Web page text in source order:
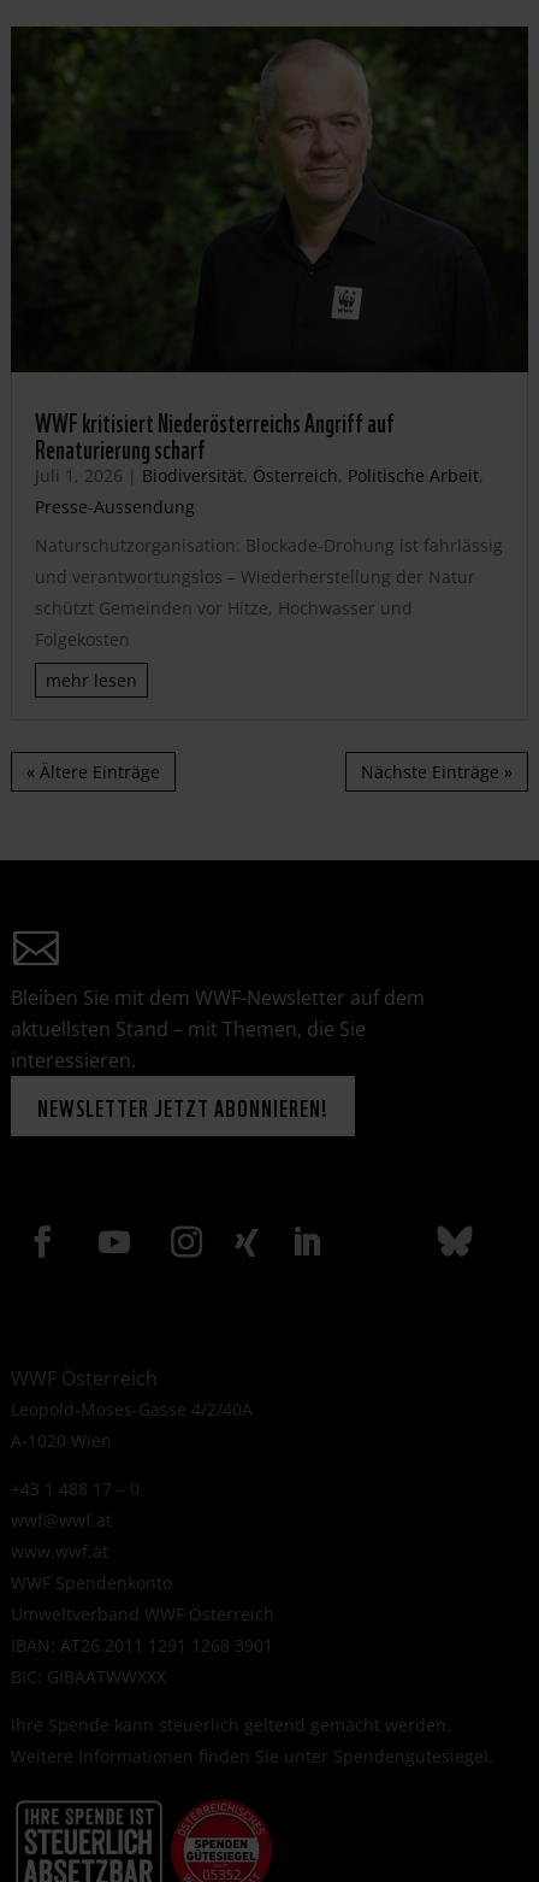
WWF kritisiert Niederösterreichs Angriff auf
Renaturierung scharf
Juli 1, 2026 | Biodiversität, Österreich, Politische Arbeit,
Presse-Aussendung
Naturschutzorganisation: Blockade-Drohung ist fahrlässig
und verantwortungslos – Wiederherstellung der Natur
schützt Gemeinden vor Hitze, Hochwasser und
Folgekosten
mehr lesen
« Ältere Einträge Nächste Einträge »
Bleiben Sie mit dem WWF-Newsletter auf dem
aktuellsten Stand – mit Themen, die Sie
interessieren.
NEWSLETTER JETZT ABONNIEREN!
WWF Österreich
Leopold-Moses-Gasse 4/2/40A
A-1020 Wien
+43 1 488 17 – 0
wwf@wwf.at
www.wwf.at
WWF Spendenkonto
Umweltverband WWF Österreich
IBAN: AT26 2011 1291 1268 3901
BIC: GIBAATWWXXX
Ihre Spende kann steuerlich geltend gemacht werden.
Weitere Informationen finden Sie unter Spendengütesiegel